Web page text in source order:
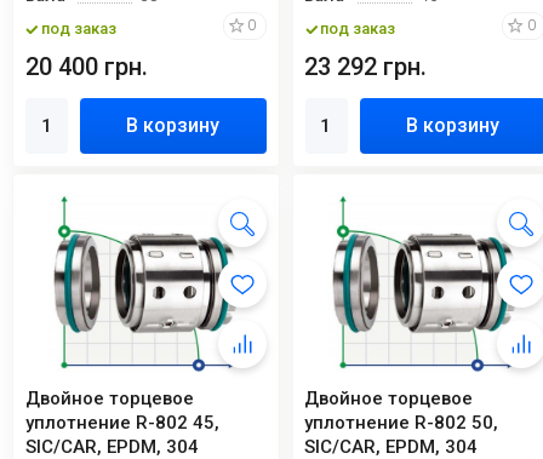
под заказ 0
20 400 грн.
В корзину
под заказ 0
23 292 грн.
В корзину
Двойное торцевое
уплотнение R-802 45,
SIC/CAR, EPDM, 304
Двойное торцевое
уплотнение R-802 50,
SIC/CAR, EPDM, 304